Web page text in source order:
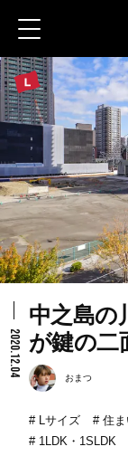
お気に入
ブログ
サー
渋井
会
2020.12.04
中之島の
が鍵の二
おまつ
Lサイズ 住ま
1LDK・1SLDK